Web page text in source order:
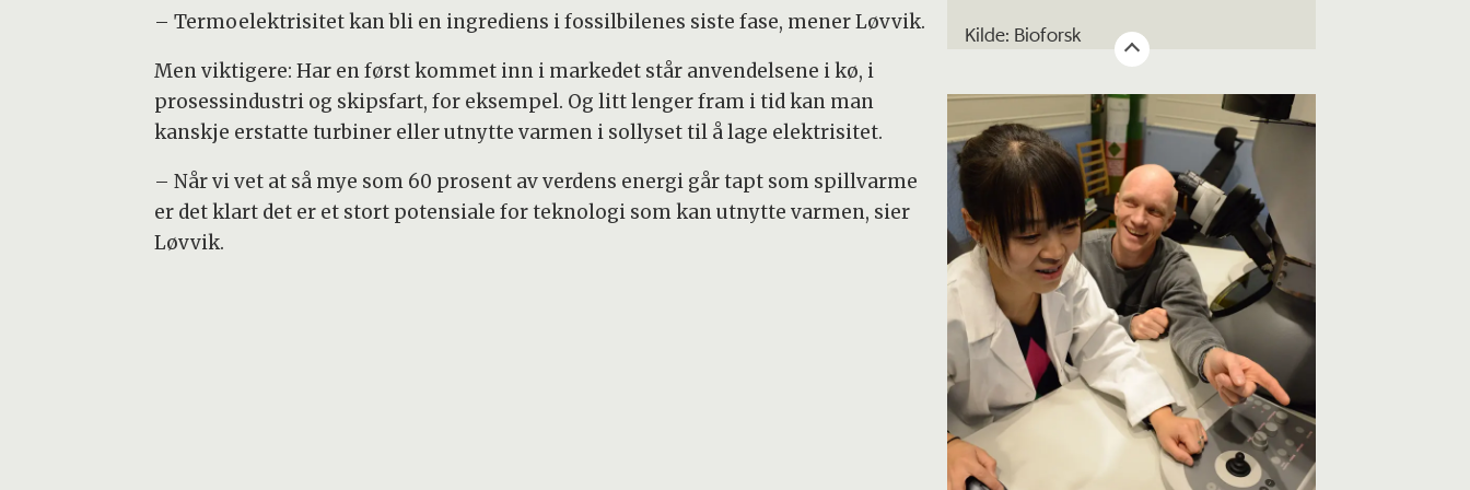
Kilde: Bioforsk
– Termoelektrisitet kan bli en ingrediens i fossilbilenes siste fase, mener Løvvik.
Men viktigere: Har en først kommet inn i markedet står anvendelsene i kø, i
prosessindustri og skipsfart, for eksempel. Og litt lenger fram i tid kan man
kanskje erstatte turbiner eller utnytte varmen i sollyset til å lage elektrisitet.
– Når vi vet at så mye som 60 prosent av verdens energi går tapt som spillvarme
er det klart det er et stort potensiale for teknologi som kan utnytte varmen, sier
Løvvik.